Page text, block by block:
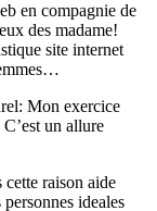
en compagnie de
des madame!
site internet
Mon exercice
un allure
cette raison aide
ideales